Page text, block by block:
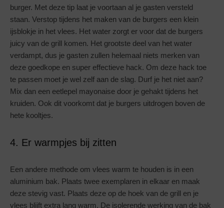
burger. Met deze tip laat je voortaan al je gasten versteld
staan. Verstop tijdens het maken van de burgers een klein
ijsblokje in het vlees. Het water zorgt er voor dat de burgers
juicy van de grill komen. Het grootste deel van het water
verdampt, dus je gasten zullen helemaal niets merken van
deze goedkope en super effectieve hack. Om deze hack toe
te passen moet je wel zelf aan de slag. Durf je het niet aan?
Mix dan een eetlepel mayonaise door je gehakt tijdens het
kruiden. Ook dit voorkomt dat je burgers uitdrogen boven de
hete kooltjes.
4. Er warmpjes bij zitten
Een andere methode om vlees warm te houden is in een
aluminium bak. Plaats twee exemplaren in elkaar en maak
deze stevig vast. Plaats deze op de hoek van de grill en je
vlees blijft extra lang warm. De isolerende werking van de bak